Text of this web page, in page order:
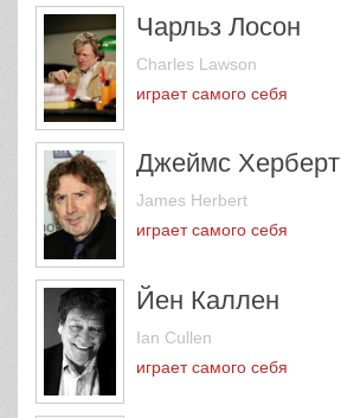
Чарльз Лосон
Charles Lawson
играет самого себя
Джеймс Херберт
James Herbert
играет самого себя
Йен Каллен
Ian Cullen
играет самого себя